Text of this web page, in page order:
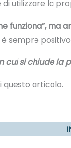
utilizzare la
funziona”,
sempre
cui si chiude
questo articolo.